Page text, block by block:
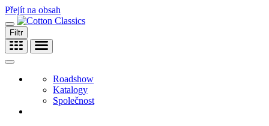
Přejít na obsah
Filtr
Roadshow
Katalogy
Společnost